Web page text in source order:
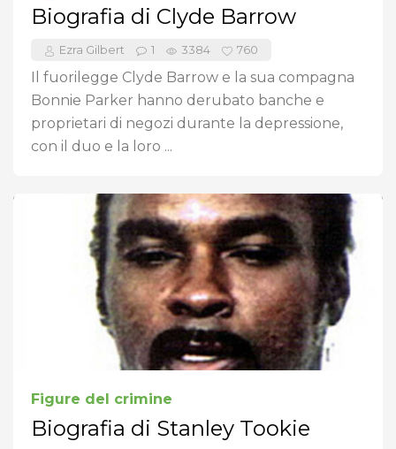
Biografia di Clyde Barrow
Ezra Gilbert 1 3384 760
Il fuorilegge Clyde Barrow e la sua compagna
Bonnie Parker hanno derubato banche e
proprietari di negozi durante la depressione,
con il duo e la loro ...
Figure del crimine
Biografia di Stanley Tookie